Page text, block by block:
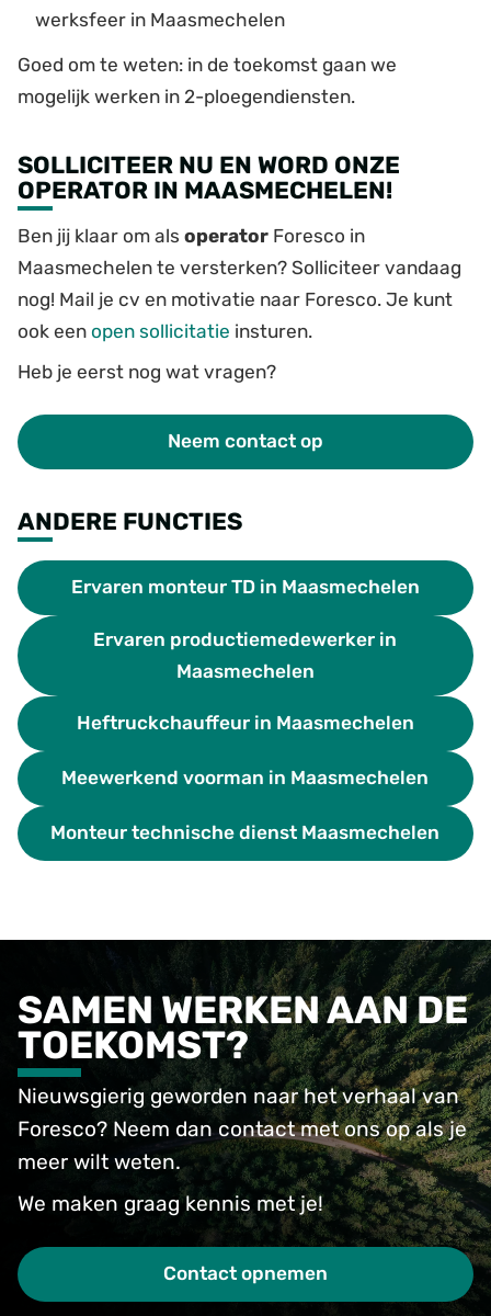
werksfeer in Maasmechelen
Goed om te weten: in de toekomst gaan we
mogelijk werken in 2-ploegendiensten.
SOLLICITEER NU EN WORD ONZE
OPERATOR IN MAASMECHELEN!
Ben jij klaar om als operator Foresco in
Maasmechelen te versterken? Solliciteer vandaag
nog! Mail je cv en motivatie naar Foresco. Je kunt
ook een open sollicitatie insturen.
Heb je eerst nog wat vragen?
Neem contact op
ANDERE FUNCTIES
Ervaren monteur TD in Maasmechelen
Ervaren productiemedewerker in
Maasmechelen
Heftruckchauffeur in Maasmechelen
Meewerkend voorman in Maasmechelen
Monteur technische dienst Maasmechelen
SAMEN WERKEN AAN DE
TOEKOMST?
Nieuwsgierig geworden naar het verhaal van
Foresco? Neem dan contact met ons op als je
meer wilt weten.
We maken graag kennis met je!
Contact opnemen